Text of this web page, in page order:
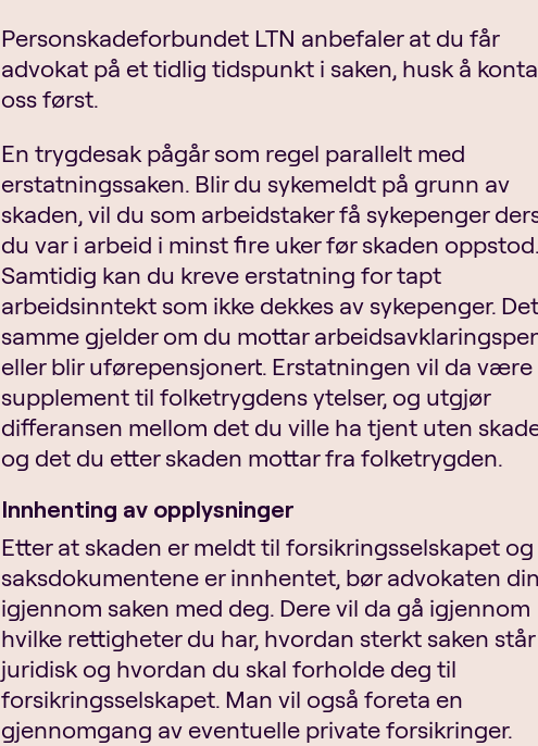
Personskadeforbundet LTN anbefaler at du får
advokat på et tidlig tidspunkt i saken, husk å
oss først.
En trygdesak pågår som regel parallelt med
erstatningssaken. Blir du sykemeldt på grunn av
skaden, vil du som arbeidstaker få sykepenger
du var i arbeid i minst fire uker før skaden oppstod.
Samtidig kan du kreve erstatning for tapt
arbeidsinntekt som ikke dekkes av sykepenger. Det
samme gjelder om du mottar
eller blir uførepensjonert. Erstatningen vil da
supplement til folketrygdens ytelser, og utgjør
differansen mellom det du ville ha tjent uten
og det du etter skaden mottar fra folketrygden.
Innhenting av opplysninger
Etter at skaden er meldt til forsikringsselskapet og
saksdokumentene er innhentet, bør advokaten
igjennom saken med deg. Dere vil da gå igjennom
hvilke rettigheter du har, hvordan sterkt saken står
juridisk og hvordan du skal forholde deg til
forsikringsselskapet. Man vil også foreta en
gjennomgang av eventuelle private forsikringer.